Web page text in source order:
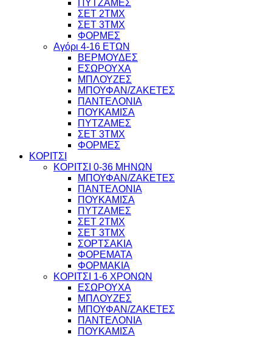
ΠΥΤΖΑΜΕΣ
ΣΕΤ 2ΤΜΧ
ΣΕΤ 3ΤΜΧ
ΦΟΡΜΕΣ
Αγόρι 4-16 ΕΤΩΝ
ΒΕΡΜΟΥΔΕΣ
ΕΣΩΡΟΥΧΑ
ΜΠΛΟΥΖΕΣ
ΜΠΟΥΦΑΝ/ΖΑΚΕΤΕΣ
ΠΑΝΤΕΛΟΝΙΑ
ΠΟΥΚΑΜΙΣΑ
ΠΥΤΖΑΜΕΣ
ΣΕΤ 3ΤΜΧ
ΦΟΡΜΕΣ
ΚΟΡΙΤΣΙ
ΚΟΡΙΤΣΙ 0-36 ΜΗΝΩΝ
ΜΠΟΥΦΑΝ/ΖΑΚΕΤΕΣ
ΠΑΝΤΕΛΟΝΙΑ
ΠΟΥΚΑΜΙΣΑ
ΠΥΤΖΑΜΕΣ
ΣΕΤ 2ΤΜΧ
ΣΕΤ 3ΤΜΧ
ΣΟΡΤΣΑΚΙΑ
ΦΟΡΕΜΑΤΑ
ΦΟΡΜΑΚΙΑ
ΚΟΡΙΤΣΙ 1-6 ΧΡΟΝΩΝ
ΕΣΩΡΟΥΧΑ
ΜΠΛΟΥΖΕΣ
ΜΠΟΥΦΑΝ/ΖΑΚΕΤΕΣ
ΠΑΝΤΕΛΟΝΙΑ
ΠΟΥΚΑΜΙΣΑ